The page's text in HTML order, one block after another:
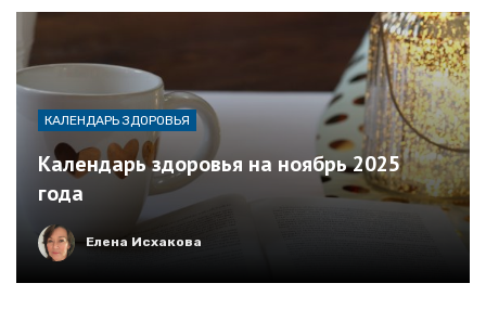
КАЛЕНДАРЬ ЗДОРОВЬЯ
Календарь здоровья на ноябрь 2025
года
Елена Исхакова